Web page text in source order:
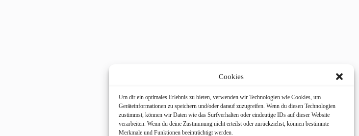
Cookies
Um dir ein optimales Erlebnis zu bieten, verwenden wir Technologien wie Cookies, um
Geräteinformationen zu speichern und/oder darauf zuzugreifen. Wenn du diesen Technologien
zustimmst, können wir Daten wie das Surfverhalten oder eindeutige IDs auf dieser Website
verarbeiten. Wenn du deine Zustimmung nicht erteilst oder zurückziehst, können bestimmte
Merkmale und Funktionen beeinträchtigt werden.